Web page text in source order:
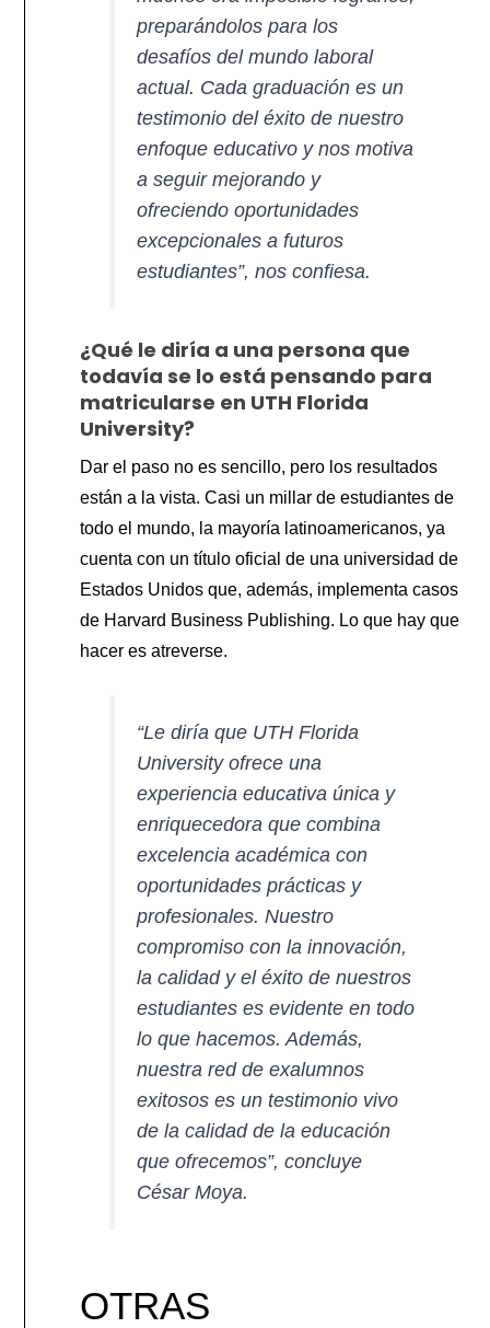
preparándolos para los
desafíos del mundo laboral
actual. Cada graduación es un
testimonio del éxito de nuestro
enfoque educativo y nos motiva
a seguir mejorando y
ofreciendo oportunidades
excepcionales a futuros
estudiantes”, nos confiesa.
¿Qué le diría a una persona que
todavía se lo está pensando para
matricularse en UTH Florida
University?
Dar el paso no es sencillo, pero los resultados
están a la vista. Casi un millar de estudiantes de
todo el mundo, la mayoría latinoamericanos, ya
cuenta con un título oficial de una universidad de
Estados Unidos que, además, implementa casos
de Harvard Business Publishing. Lo que hay que
hacer es atreverse.
“Le diría que UTH Florida
University ofrece una
experiencia educativa única y
enriquecedora que combina
excelencia académica con
oportunidades prácticas y
profesionales. Nuestro
compromiso con la innovación,
la calidad y el éxito de nuestros
estudiantes es evidente en todo
lo que hacemos. Además,
nuestra red de exalumnos
exitosos es un testimonio vivo
de la calidad de la educación
que ofrecemos”, concluye
César Moya.
OTRAS